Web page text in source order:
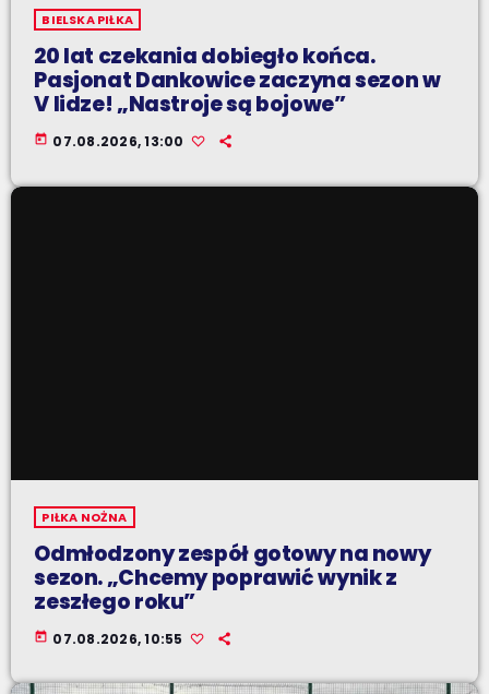
BIELSKA PIŁKA
20 lat czekania dobiegło końca.
Pasjonat Dankowice zaczyna sezon w
V lidze! „Nastroje są bojowe”
today 07.08.2026, 13:00
PIŁKA NOŻNA
Odmłodzony zespół gotowy na nowy
sezon. „Chcemy poprawić wynik z
zeszłego roku”
today 07.08.2026, 10:55